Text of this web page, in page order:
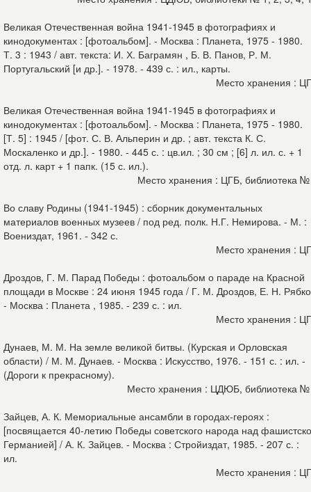
Великая Отечественная война 1941-1945 в фотографиях и
кинодокументах : [фотоальбом]. - Москва : Планета, 1975 - 1980.
Т. 3 : 1943 / авт. текста: И. Х. Баграмян , Б. В. Панов, Р. М.
Португальский [и др.]. - 1978. - 439 с. : ил., карты.
Место хранения :
Великая Отечественная война 1941-1945 в фотографиях и
кинодокументах : [фотоальбом]. - Москва : Планета, 1975 - 1980.
[Т. 5] : 1945 / [фот. С. В. Альперин и др. ; авт. текста К. С.
Москаленко и др.]. - 1980. - 445 с. : цв.ил. ; 30 см ; [6] л. ил. с. + 1
отд. л. карт + 1 папк. (15 с. ил.).
Место хранения : ЦГБ, библиотека
Во славу Родины (1941-1945) : сборник документальных
материалов военных музеев / под ред. полк. Н.Г. Немирова. - М. :
Воениздат, 1961. - 342 с.
Место хранения :
Дроздов, Г. М. Парад Победы : фотоальбом о параде на Красной
площади в Москве : 24 июня 1945 года / Г. М. Дроздов, Е. Н.
- Москва : Планета , 1985. - 239 с. : ил.
Место хранения :
Дунаев, М. М. На земле великой битвы. (Курская и Орловская
области) / М. М. Дунаев. - Москва : Искусство, 1976. - 151 с. : ил. -
(Дороги к прекрасному).
Место хранения : ЦДЮБ, библиотека
Зайцев, А. К. Мемориальные ансамбли в городах-героях :
[посвящается 40-летию Победы советского народа над
Германией] / А. К. Зайцев. - Москва : Стройиздат, 1985. - 207 с. :
ил.
Место хранения :